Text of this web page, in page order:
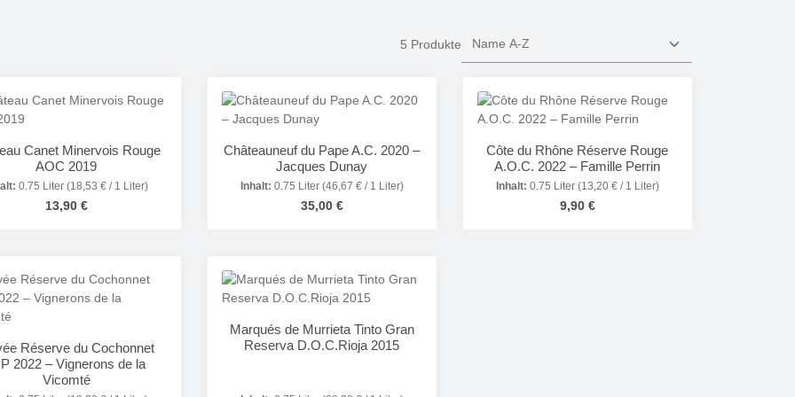
5 Produkte
Canet Minervois Rouge
AOC 2019
0.75 Liter (18,53 € / 1 Liter)
Regulärer Preis:
13,90 €
Anzahl: Gib den gewünschten Wert ein oder benutze die Schaltflächen um
Châteauneuf du Pape A.C. 2020 –
Jacques Dunay
Inhalt: 0.75 Liter (46,67 € / 1 Liter)
Regulärer Preis:
35,00 €
Produkt Anzahl: Gib den gewünschten Wert ein oder
Côte du Rhône Réserve Rouge
A.O.C. 2022 – Famille Perrin
Inhalt: 0.75 Liter (13,20 € / 1 Liter)
Regulärer Preis:
9,90 €
Réserve du Cochonnet
2022 – Vignerons de la
Vicomté
Marqués de Murrieta Tinto Gran
Reserva D.O.C.Rioja 2015